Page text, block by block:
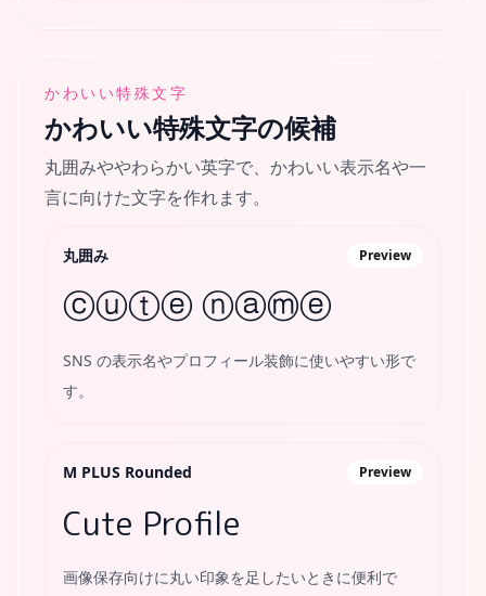
かわいい特殊文字
かわいい特殊文字の候補
丸囲みややわらかい英字で、かわいい表示名や一
言に向けた文字を作れます。
丸囲み Preview
ⓒⓤⓣⓔ ⓝⓐⓜⓔ
SNS の表示名やプロフィール装飾に使いやすい形で
す。
M PLUS Rounded Preview
Cute Profile
画像保存向けに丸い印象を足したいときに便利で